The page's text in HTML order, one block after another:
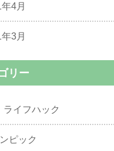
4月
3月
リー
ライフハック
ピック